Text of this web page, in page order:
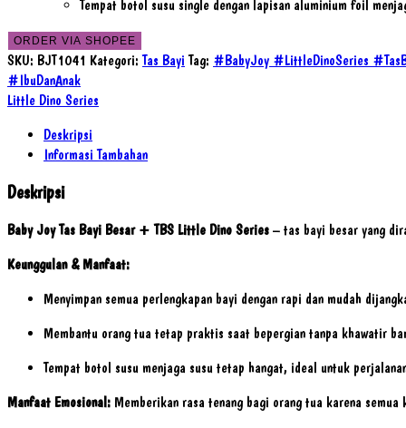
Tempat botol susu single dengan lapisan aluminium foil
ORDER VIA SHOPEE
SKU: BJT1041 Kategori:Tas Bayi Tag: #BabyJoy #LittleDinoSeries
#IbuDanAnak
Little Dino Series
Deskripsi
Informasi Tambahan
Deskripsi
Baby Joy Tas Bayi Besar + TBS Little Dino Series – tas bayi besar yang
Keunggulan & Manfaat:
Menyimpan semua perlengkapan bayi dengan rapi dan mudah
Membantu orang tua tetap praktis saat bepergian tanpa khawatir
Tempat botol susu menjaga susu tetap hangat, ideal untuk
Manfaat Emosional: Memberikan rasa tenang bagi orang tua karena